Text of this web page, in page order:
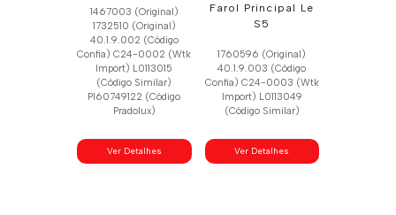
1467003 (Original)
1732510 (Original)
40.1.9.002 (Código
Confia) C24-0002 (Wtk
Import) L0113015
(Código Similar)
Pl60749122 (Código
Pradolux)
Ver Detalhes
Farol Principal Le
S5
1760596 (Original)
40.1.9.003 (Código
Confia) C24-0003 (Wtk
Import) L0113049
(Código Similar)
Ver Detalhes